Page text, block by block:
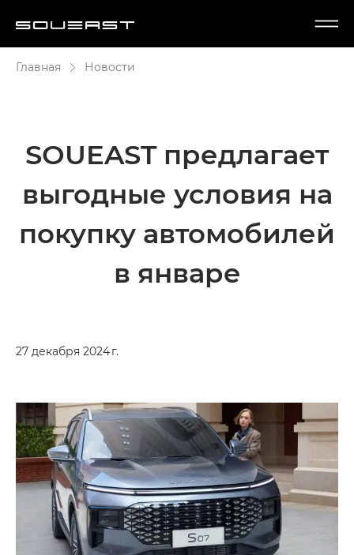
Главная Новости
SOUEAST предлагает
выгодные условия на
покупку автомобилей
в январе
27 декабря 2024 г.